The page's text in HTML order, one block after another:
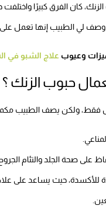
كان الفرق كبيرًا
لي الطبيب إنها تعمل
وعيوب علاج الشبو في
حبوب الزنك ؟
فقط، ولكن يصف الطبيب
على صحة الجلد والتئام الجروح.
حيث يساعد على